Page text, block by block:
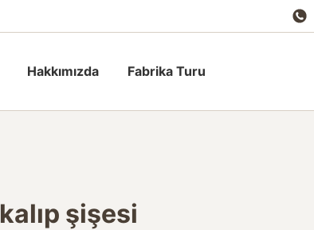
Hakkımızda Fabrika Turu
kalıp şişesi